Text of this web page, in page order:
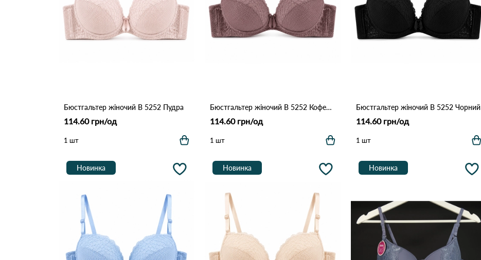
Бюстгальтер жіночий B 5252 Пудра
114.60 грн/од
1 шт
Бюстгальтер жіночий B 5252 Кофейний
114.60 грн/од
1 шт
Бюстгальтер жіночий B 5252 Чорний
114.60 грн/од
1 шт
Новинка Новинка Новинка